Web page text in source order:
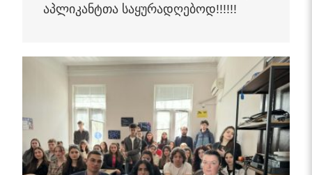
აპლიკანტთა საყურადღებოდ!!!!!!